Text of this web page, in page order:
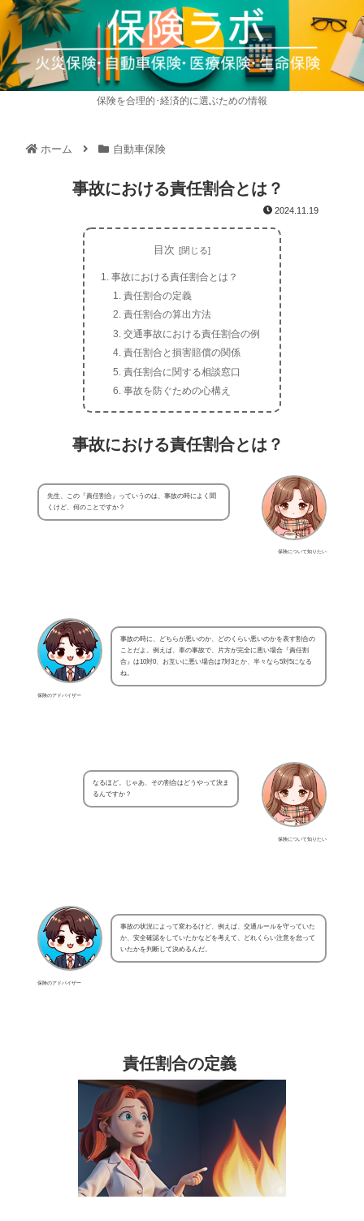
保険を合理的･経済的に選ぶための情報
ホーム 自動車保険
事故における責任割合とは？
2024.11.19
目次
事故における責任割合とは？
責任割合の定義
責任割合の算出方法
交通事故における責任割合の例
責任割合と損害賠償の関係
責任割合に関する相談窓口
事故を防ぐための心構え
事故における責任割合とは？
保険について知りたい
先生、この『責任割合』っていうのは、事故の時によく聞
くけど、何のことですか？
保険のアドバイザー
事故の時に、どちらが悪いのか、どのくらい悪いのかを表す割合の
ことだよ。例えば、車の事故で、片方が完全に悪い場合『責任割
合』は10対0、お互いに悪い場合は7対3とか、半々なら5対5になる
ね。
保険について知りたい
なるほど。じゃあ、その割合はどうやって決ま
るんですか？
保険のアドバイザー
事故の状況によって変わるけど、例えば、交通ルールを守っていた
か、安全確認をしていたかなどを考えて、どれくらい注意を怠って
いたかを判断して決めるんだ。
責任割合の定義